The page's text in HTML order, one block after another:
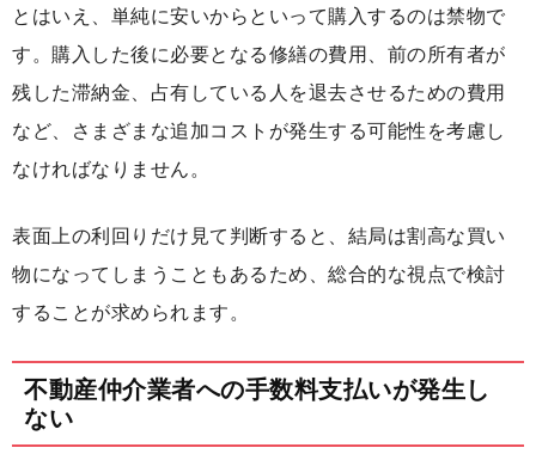
とはいえ、単純に安いからといって購入するのは禁物で
す。購入した後に必要となる修繕の費用、前の所有者が
残した滞納金、占有している人を退去させるための費用
など、さまざまな追加コストが発生する可能性を考慮し
なければなりません。
表面上の利回りだけ見て判断すると、結局は割高な買い
物になってしまうこともあるため、総合的な視点で検討
することが求められます。
不動産仲介業者への手数料支払いが発生し
ない